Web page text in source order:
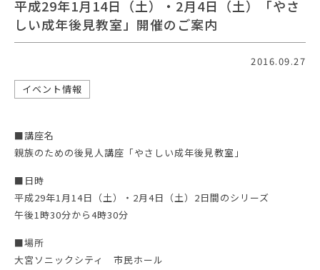
平成29年1月14日（土）・2月4日（土）「やさ
しい成年後見教室」開催のご案内
2016.09.27
イベント情報
■講座名
親族のための後見人講座「やさしい成年後見教室」
■日時
平成29年1月14日（土）・2月4日（土）2日間のシリーズ
午後1時30分から4時30分
■場所
大宮ソニックシティ 市民ホール